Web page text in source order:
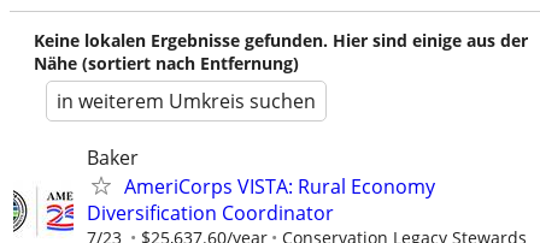
Keine lokalen Ergebnisse gefunden. Hier sind einige aus der
Nähe (sortiert nach Entfernung)
in weiterem Umkreis suchen
Baker
AmeriCorps VISTA: Rural Economy
Diversification Coordinator
7/23 $25,637.60/year
Conservation Legacy Stewards